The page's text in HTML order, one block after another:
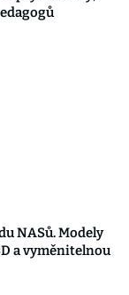
NASů. Modely
a vyměnitelnou